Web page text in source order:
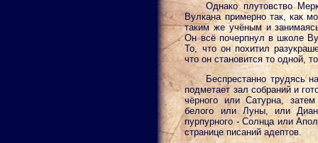
Однако плутовство
Вулкана примерно так, как
таким же учёным и
Он всё почерпнул в школе
То, что он похитил
что он становится то одной,
Беспрестанно трудясь
подметает зал собраний и
чёрного или Сатурна,
белого или Луны, или
пурпурного - Солнца или
странице писаний адептов.